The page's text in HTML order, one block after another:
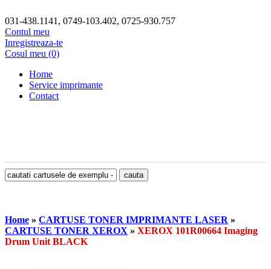
031-438.1141, 0749-103.402, 0725-930.757
Contul meu
Inregistreaza-te
Cosul meu (0)
Home
Service imprimante
Contact
Home » CARTUSE TONER IMPRIMANTE LASER »
CARTUSE TONER XEROX » XEROX 101R00664 Imaging
Drum Unit BLACK